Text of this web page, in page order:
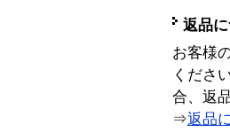
返品
お客様
くださ
合、返
⇒返品